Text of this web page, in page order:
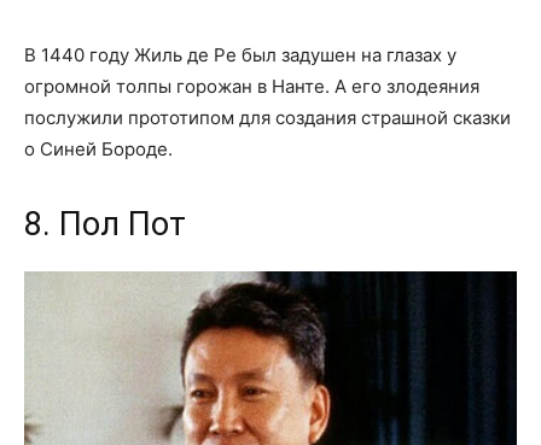
В 1440 году Жиль де Ре был задушен на глазах у
огромной толпы горожан в Нанте. А его злодеяния
послужили прототипом для создания страшной сказки
о Синей Бороде.
8. Пол Пот